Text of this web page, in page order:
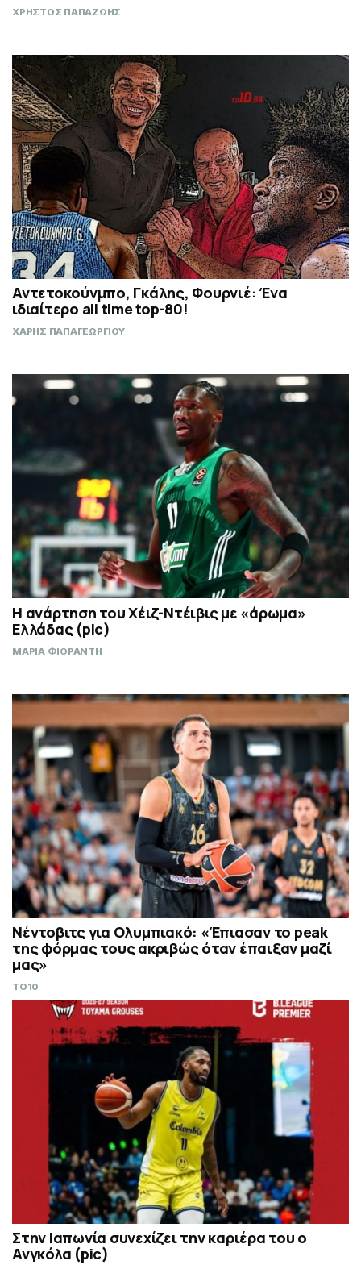
ΧΡΗΣΤΟΣ ΠΑΠΑΖΩΗΣ
Αντετοκούνμπο, Γκάλης, Φουρνιέ: Ένα
ιδιαίτερο all time top-80!
ΧΑΡΗΣ ΠΑΠΑΓΕΩΡΓΙΟΥ
Η ανάρτηση του Χέιζ-Ντέιβις με «άρωμα»
Ελλάδας (pic)
ΜΑΡΙΑ ΦΙΟΡΑΝΤΗ
Νέντοβιτς για Ολυμπιακό: «Έπιασαν το peak
της φόρμας τους ακριβώς όταν έπαιξαν μαζί
μας»
TO10
Στην Ιαπωνία συνεχίζει την καριέρα του ο
Ανγκόλα (pic)